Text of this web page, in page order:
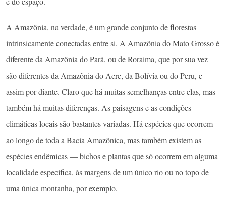
A Amazônia, na verdade, é um grande conjunto de florestas
intrinsicamente conectadas entre si. A Amazônia do Mato Grosso é
diferente da Amazônia do Pará, ou de Roraima, que por sua vez
são diferentes da Amazônia do Acre, da Bolívia ou do Peru, e
assim por diante. Claro que há muitas semelhanças entre elas, mas
também há muitas diferenças. As paisagens e as condições
climáticas locais são bastantes variadas. Há espécies que ocorrem
ao longo de toda a Bacia Amazônica, mas também existem as
espécies endêmicas — bichos e plantas que só ocorrem em alguma
localidade específica, às margens de um único rio ou no topo de
uma única montanha, por exemplo.